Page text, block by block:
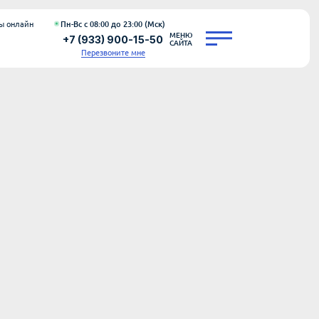
онлайн
Пн-Вс с 08:00 до 23:00 (Мск)
+7 (933) 900-15-50
Перезвоните мне
МЕНЮ
САЙТА